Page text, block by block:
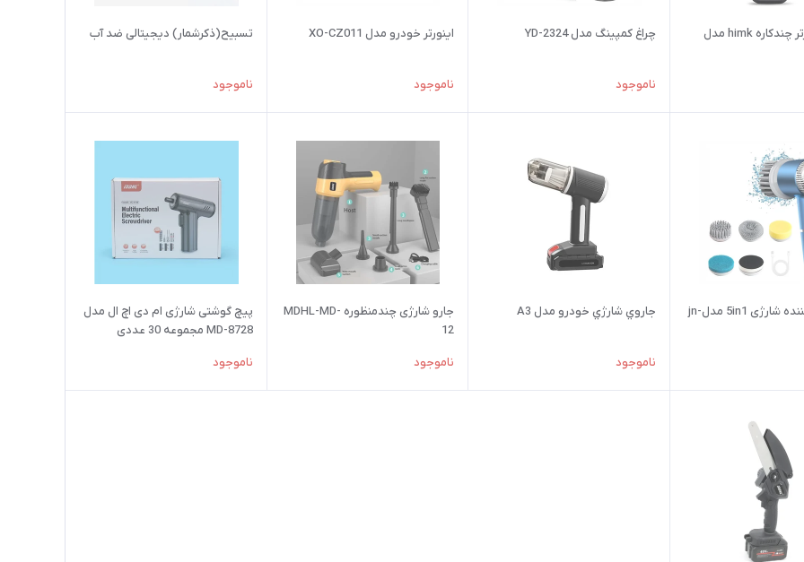
جامپ استارتر چندکاره himk مدل
چراغ کمپینگ مدل YD-2324
ناموجود
اینورتر خودرو مدل XO-CZ011
ناموجود
تسبیح(ذکرشمار) دیجیتالی ضد آب
ناموجود
برس تمیز کننده شارژی 5in1 مدلjn-
جاروي شارژي خودرو مدل A3
ناموجود
جارو شارژی چندمنظوره MDHL-MD-
12
ناموجود
پیچ گوشتی شارژی ام دی اچ ال مدل
MD-8728 مجموعه 30 عددی
ناموجود